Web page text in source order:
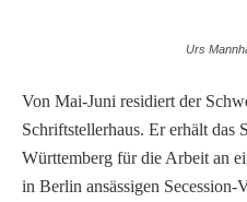
Urs
Von Mai-Juni residiert der
Schriftstellerhaus. Er erhält das
Württemberg für die Arbeit an
in Berlin ansässigen